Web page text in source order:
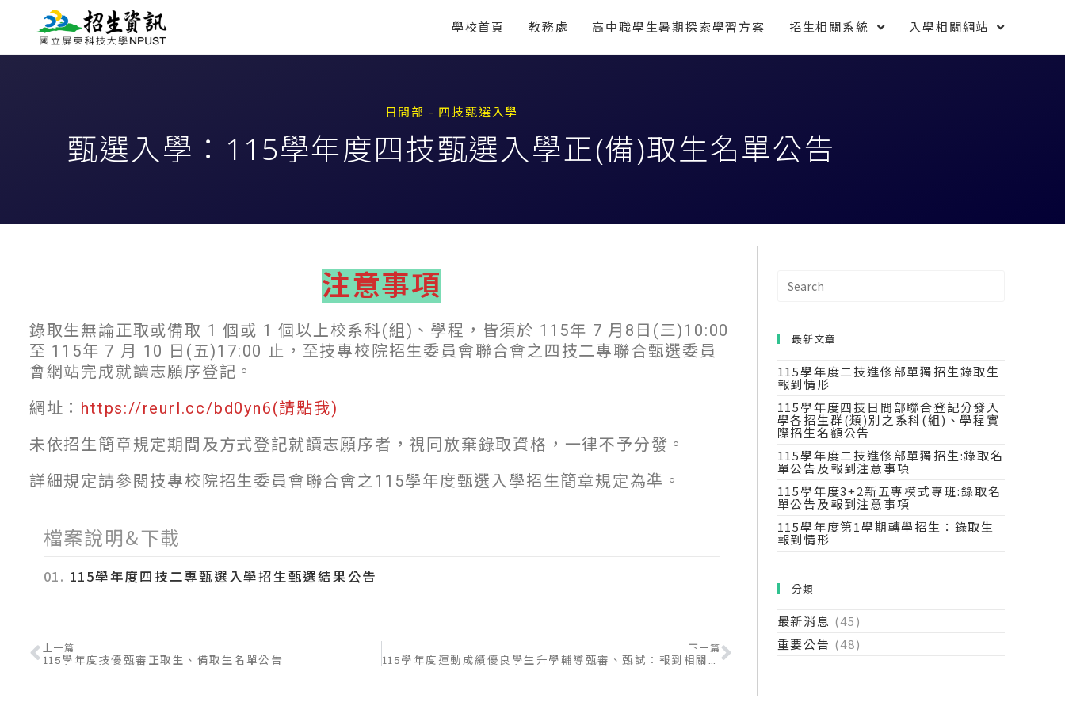
學校首頁 教務處 高中職學生暑期探索學習方案 招生相關系統 入學相關網站
日間部 - 四技甄選入學
甄選入學：115學年度四技甄選入學正(備)取生名單公告
注意事項
錄取生無論正取或備取 1 個或 1 個以上校系科(組)、學程，皆須於 115年 7 月8日(三)10:00
至 115年 7 月 10 日(五)17:00 止，至技專校院招生委員會聯合會之四技二專聯合甄選委員
會網站完成就讀志願序登記。
網址： https://reurl.cc/bd0yn6(請點我)
未依招生簡章規定期間及方式登記就讀志願序者，視同放棄錄取資格，一律不予分發。
詳細規定請參閱技專校院招生委員會聯合會之115學年度甄選入學招生簡章規定為凖。
檔案說明&下載
01. 115學年度四技二專甄選入學招生甄選結果公告
上一篇
115學年度技優甄審正取生、備取生名單公告
下一篇
115學年度運動成績優良學生升學輔導甄審、甄試：報到相關注意事項
最新文章
115學年度二技進修部單獨招生錄取生
報到情形
115學年度四技日間部聯合登記分發入
學各招生群(類)別之系科(組)、學程實
際招生名額公告
115學年度二技進修部單獨招生:錄取名
單公告及報到注意事項
115學年度3+2新五專模式專班:錄取名
單公告及報到注意事項
115學年度第1學期轉學招生：錄取生
報到情形
分類
最新消息 (45)
重要公告 (48)